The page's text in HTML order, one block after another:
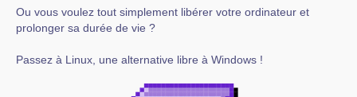
Ou vous voulez tout simplement libérer votre ordinateur et
prolonger sa durée de vie ?
Passez à Linux, une alternative libre à Windows !